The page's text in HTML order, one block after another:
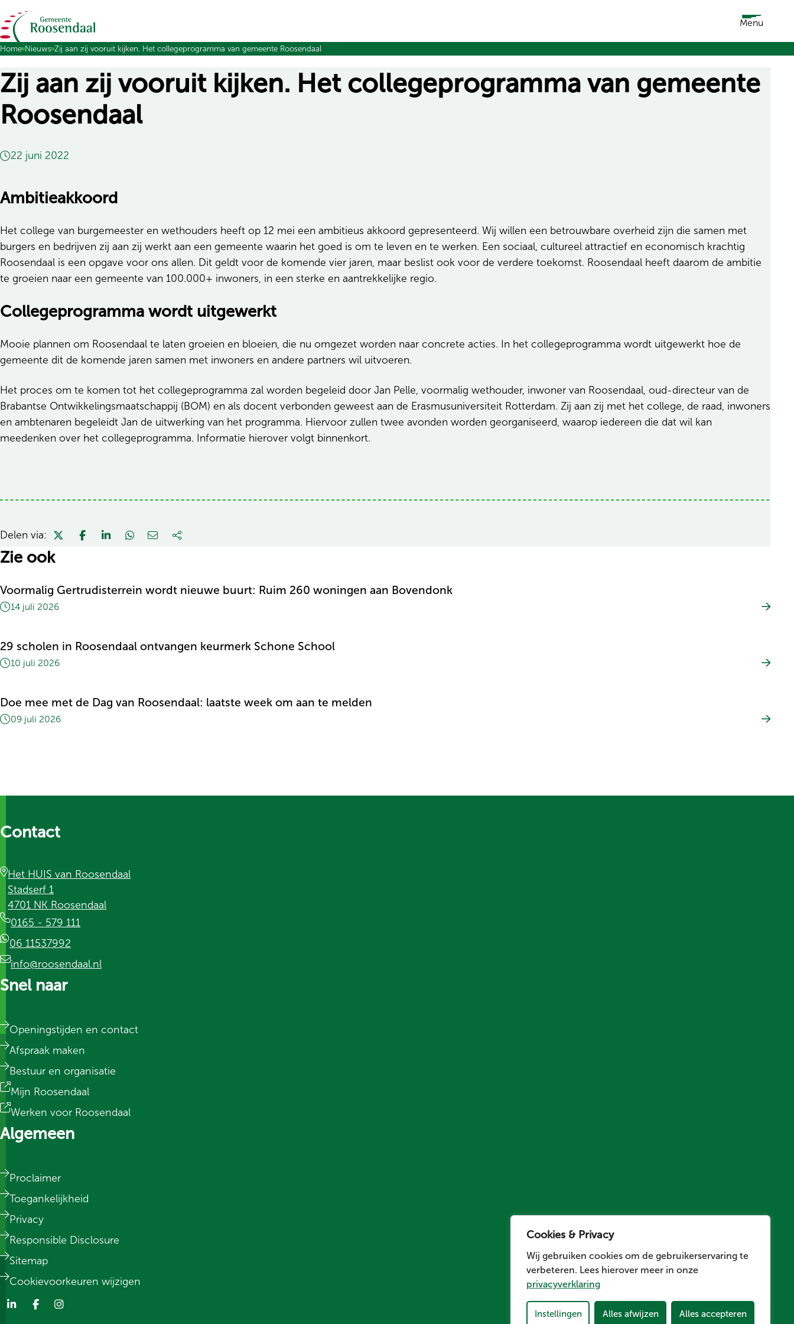
Cookies & Privacy
Wij gebruiken cookies om de gebruikerservaring te
verbeteren. Lees hierover meer in onze
privacyverklaring
Instellingen Alles afwijzen Alles accepteren
Ga naar de inhoud Menu
Home Nieuws Zij aan zij vooruit kijken. Het collegeprogramma van gemeente Roosendaal
Zij aan zij vooruit kijken. Het collegeprogramma van gemeente
Roosendaal
22 juni 2022
Ambitieakkoord
Het college van burgemeester en wethouders heeft op 12 mei een ambitieus akkoord gepresenteerd. Wij willen een betrouwbare overheid zijn die samen met
burgers en bedrijven zij aan zij werkt aan een gemeente waarin het goed is om te leven en te werken. Een sociaal, cultureel attractief en economisch krachtig
Roosendaal is een opgave voor ons allen. Dit geldt voor de komende vier jaren, maar beslist ook voor de verdere toekomst. Roosendaal heeft daarom de ambitie
te groeien naar een gemeente van 100.000+ inwoners, in een sterke en aantrekkelijke regio.
Collegeprogramma wordt uitgewerkt
Mooie plannen om Roosendaal te laten groeien en bloeien, die nu omgezet worden naar concrete acties. In het collegeprogramma wordt uitgewerkt hoe de
gemeente dit de komende jaren samen met inwoners en andere partners wil uitvoeren.
Het proces om te komen tot het collegeprogramma zal worden begeleid door Jan Pelle, voormalig wethouder, inwoner van Roosendaal, oud-directeur van de
Brabantse Ontwikkelingsmaatschappij (BOM) en als docent verbonden geweest aan de Erasmusuniversiteit Rotterdam. Zij aan zij met het college, de raad, inwoners
en ambtenaren begeleidt Jan de uitwerking van het programma. Hiervoor zullen twee avonden worden georganiseerd, waarop iedereen die dat wil kan
meedenken over het collegeprogramma. Informatie hierover volgt binnenkort.
Delen via:
Zie ook
Voormalig Gertrudisterrein wordt nieuwe buurt: Ruim 260 woningen aan Bovendonk
14 juli 2026
29 scholen in Roosendaal ontvangen keurmerk Schone School
10 juli 2026
Doe mee met de Dag van Roosendaal: laatste week om aan te melden
09 juli 2026
Contact
Het HUIS van Roosendaal
Stadserf 1
4701 NK Roosendaal
0165 - 579 111
06 11537992
info@roosendaal.nl
Snel naar
Openingstijden en contact
Afspraak maken
Bestuur en organisatie
Mijn Roosendaal
Werken voor Roosendaal
Algemeen
Proclaimer
Toegankelijkheid
Privacy
Responsible Disclosure
Sitemap
Cookievoorkeuren wijzigen
Social media